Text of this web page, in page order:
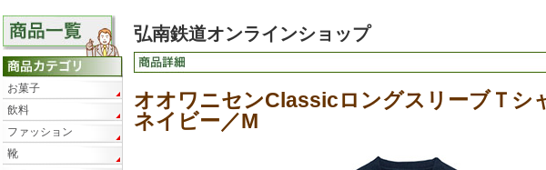
弘南鉄道オンラインショップ
オオワニセンClassicロングスリーブＴ
ネイビー／M
お菓子
飲料
ファッション
靴